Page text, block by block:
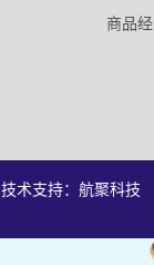
商品
技术支持：航聚科技